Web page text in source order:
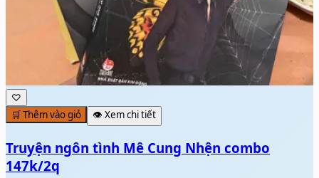
♡
🛒 Thêm vào giỏ
👁️ Xem chi tiết
Truyện ngôn tình Mê Cung Nhện combo
147k/2q